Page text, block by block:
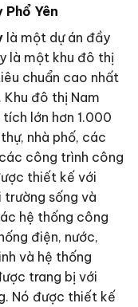
Yên
là một dự án đầy
là một khu đô thị
chuẩn cao nhất
đô thị Nam
lớn hơn 1.000
nhà phố, các
công trình công
thiết kế với
sống và
hệ thống công
điện, nước,
và hệ thống
trang bị với
Nó được thiết kế